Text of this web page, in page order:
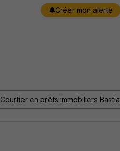
Créer mon alerte
Courtier en prêts immobiliers Bastia